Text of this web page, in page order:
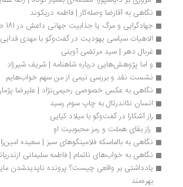
نگاهی به آقارضا وصله‌کار | فاطمه دریکوند
جهادگرایی و مرگ یا جذابیت جهانی داعش در 181 صفحه
الاهیات سیاسی یهودیت در گفت‌وگو با مهدی فدایی‌مهربانی
غربال دهر | سید مرتضی آوینی
و اما پژوهش‌هایی درباره شاهنامه | شریف شیرزاد
نشست نقد و بررسی نیمی از من سهم خواب‌هایم
نگاهی به عکس خصوصی رحیمی‌نژاد | علیرضا پژمان
انسان نئاندرتال به چاپ سوم رسید
راز آشکارا در گفت‌وگو با میلاد کیایی
راز بقای هملت و رمز محبوبیت او
نگاهی به بالماسکه فلامینگوهای سبز | سعیده امین‌زاده
نگاهی به خواب‌های ناتمام | فاطمه سلیمانی ازندریانی